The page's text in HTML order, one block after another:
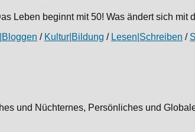
Leben beginnt mit 50! Was ändert sich mit
/ Kultur|Bildung / Lesen|Schreiben /
und Nüchternes, Persönliches und